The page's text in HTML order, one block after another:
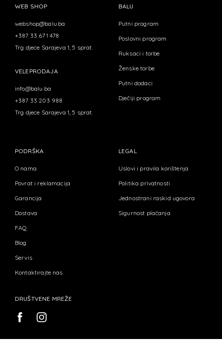
WEB SHOP
webshop@balu.ba
+387 33 671 478
Trg djece Sarajeva 1, 5 sprat.
VELEPRODAJA
info@balu.ba
+387 33 203 988
Trg djece Sarajeva 1, 5 sprat.
BALU
Putni program
Poslovni program
Ruksaci i torbe
Ženske torbe
Putni dodaci
Dječiji program
PODRŠKA
O nama
Povrat i reklamacija
Garancija
Dostava
FAQ
Blog
Servis
Kontaktirajte nas
LEGAL
Uslovi i pravila korištenja
Politika privatnosti
Jednostrani raskid ugovora
Sigurnost plaćanja
DRUŠTVENE MREŽE